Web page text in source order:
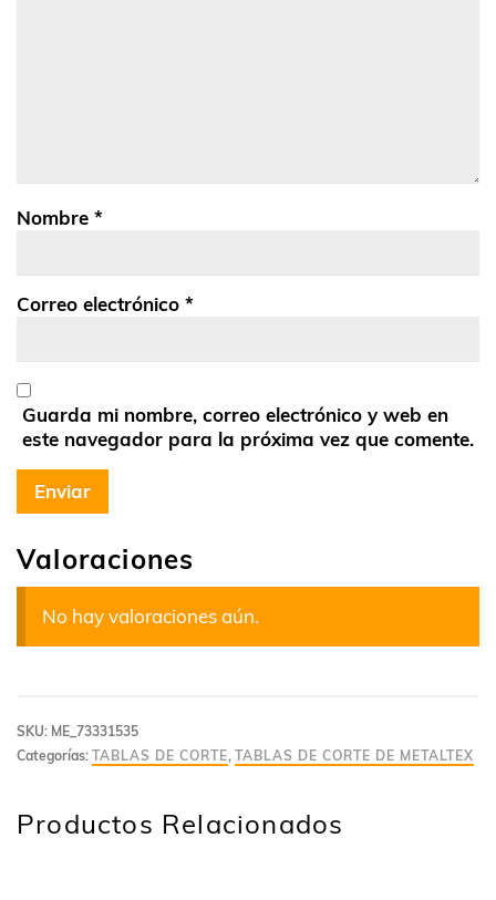
Valoraciones
No hay valoraciones aún.
Nombre *
Correo electrónico *
Guarda mi nombre, correo electrónico y web en
este navegador para la próxima vez que comente.
SKU: ME_73331535
Categorías: TABLAS DE CORTE, TABLAS DE CORTE DE METALTEX
Productos Relacionados